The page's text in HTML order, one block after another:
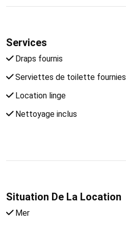
Services
Draps fournis
Serviettes de toilette fournies
Location linge
Nettoyage inclus
Situation De La Location
Mer